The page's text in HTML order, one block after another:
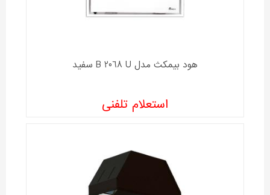
هود بیمکث مدل B 2068 U سفید
استعلام تلفنی